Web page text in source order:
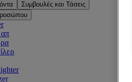
Συμβουλές και Τάσεις